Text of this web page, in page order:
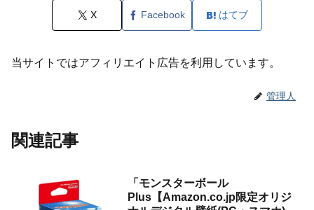
X Facebook はてブ
当サイトではアフィリエイト広告を利用しています。
管理人
関連記事
「モンスターボール
Plus【Amazon.co.jp限定オリジ